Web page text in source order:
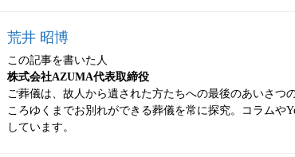
荒井 昭博
この記事を書いた人
株式会社AZUMA代表取締役
ご葬儀は、故人から遺された方たちへの最後のあいさつ
ころゆくまでお別れができる葬儀を常に探究。コラムや
しています。